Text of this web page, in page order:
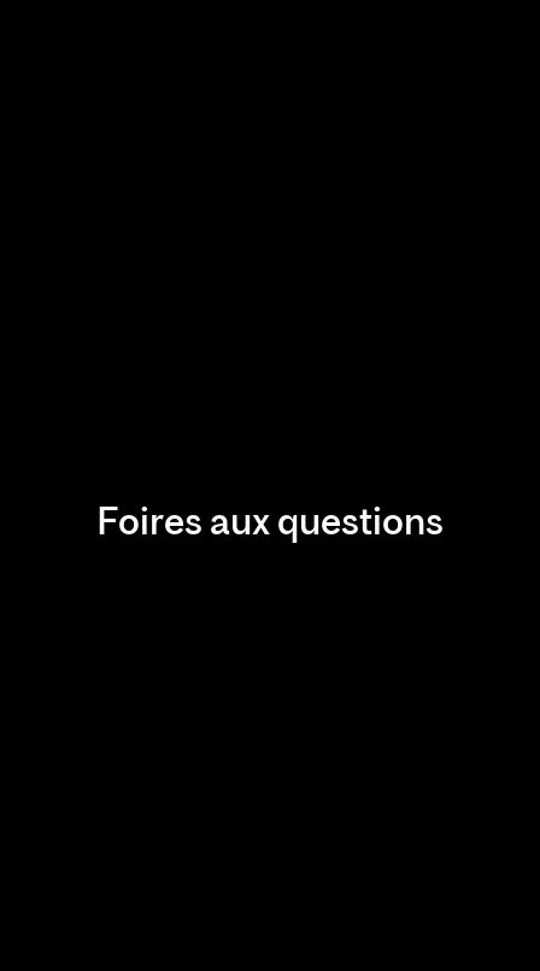
Foires aux questions